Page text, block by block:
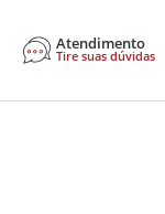
Atendimento
Tire suas dúvidas
Eletroportáteis